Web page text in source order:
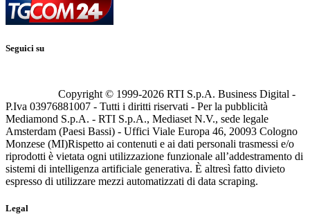
Seguici su
Copyright © 1999-2026 RTI S.p.A. Business Digital -
P.Iva 03976881007 - Tutti i diritti riservati - Per la pubblicità
Mediamond S.p.A. - RTI S.p.A., Mediaset N.V., sede legale
Amsterdam (Paesi Bassi) - Uffici Viale Europa 46, 20093 Cologno
Monzese (MI)Rispetto ai contenuti e ai dati personali trasmessi e/o
riprodotti è vietata ogni utilizzazione funzionale all’addestramento di
sistemi di intelligenza artificiale generativa. È altresì fatto divieto
espresso di utilizzare mezzi automatizzati di data scraping.
Legal